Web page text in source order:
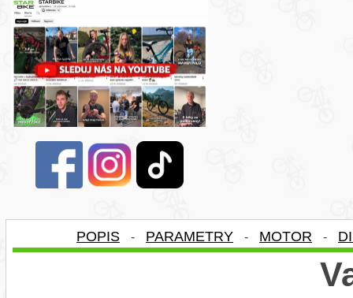
POPIS - PARAMETRY - MOTOR -